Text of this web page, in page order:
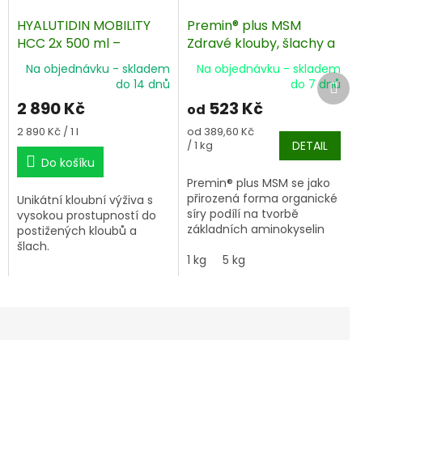
HYALUTIDIN MOBILITY
HCC 2x 500 ml –
kloubní výživa
Na objednávku - skladem
do 14 dnů
2 890 Kč
Měrná
cena:
2 890 Kč / 1 l
Do košíku
Unikátní kloubní výživa s
vysokou prostupností do
postižených kloubů a
šlach.
Premin® plus MSM
Zdravé klouby, šlachy a
dobrá fyzická kondice
koně
Na objednávku - skladem
do 7 dnů
od 523 Kč
Měrná
cena:
od 389,60 Kč
/ 1 kg
DETAIL
Premin® plus MSM se jako
přirozená forma organické
síry podílí na tvorbě
základních aminokyselin
důležitý pro tvorbu
1 kg 5 kg
Další
produkt